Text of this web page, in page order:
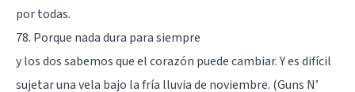
por todas.
78. Porque nada dura para siempre
y los dos sabemos que el corazón puede cambiar. Y es difícil
sujetar una vela bajo la fría lluvia de noviembre. (Guns N’